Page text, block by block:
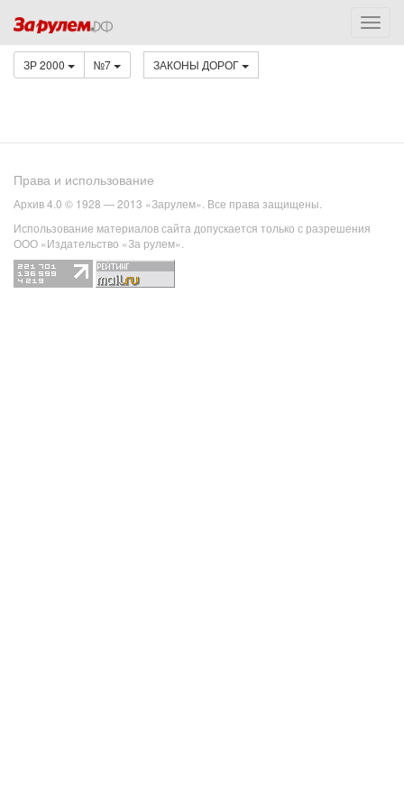
ЗР 2000 №7 ЗАКОНЫ ДОРОГ
Права и использование
Архив 4.0 © 1928 — 2013 «Зарулем». Все права защищены.
Использование материалов сайта допускается только с разрешения
ООО «Издательство «За рулем».